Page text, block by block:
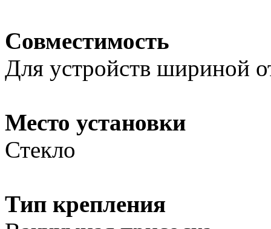
Совместимость
Для устройств шириной
Место установки
Стекло
Тип крепления